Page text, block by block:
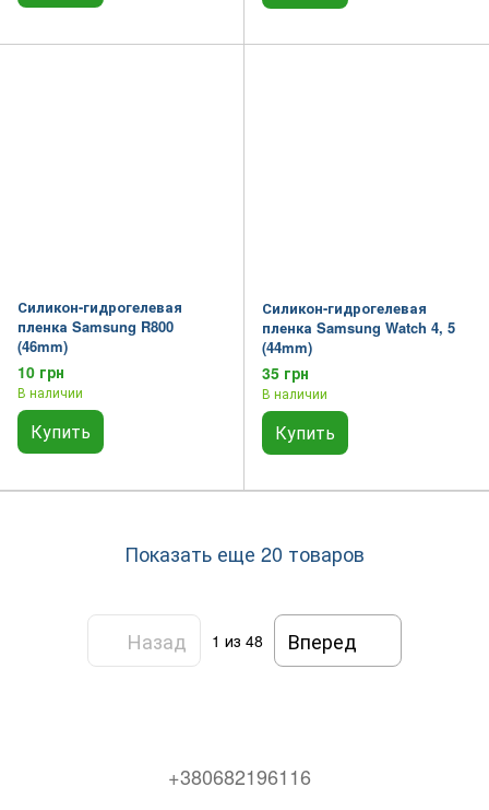
Силикон-гидрогелевая
пленка Samsung R800
(46mm)
10 грн
В наличии
Купить
Силикон-гидрогелевая
пленка Samsung Watch 4, 5
(44mm)
35 грн
В наличии
Купить
Показать еще 20 товаров
Назад 1 из 48 Вперед
+380682196116